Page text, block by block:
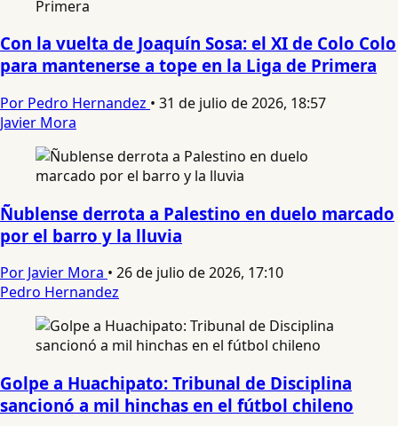
Con la vuelta de Joaquín Sosa: el XI de Colo Colo
para mantenerse a tope en la Liga de Primera
Por Pedro Hernandez • 31 de julio de 2026, 18:57
Javier Mora
Ñublense derrota a Palestino en duelo marcado
por el barro y la lluvia
Por Javier Mora • 26 de julio de 2026, 17:10
Pedro Hernandez
Golpe a Huachipato: Tribunal de Disciplina
sancionó a mil hinchas en el fútbol chileno